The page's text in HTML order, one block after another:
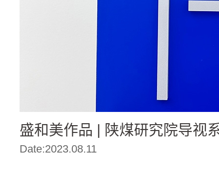
盛和美作品 | 陕煤研究院导视
Date:2023.08.11